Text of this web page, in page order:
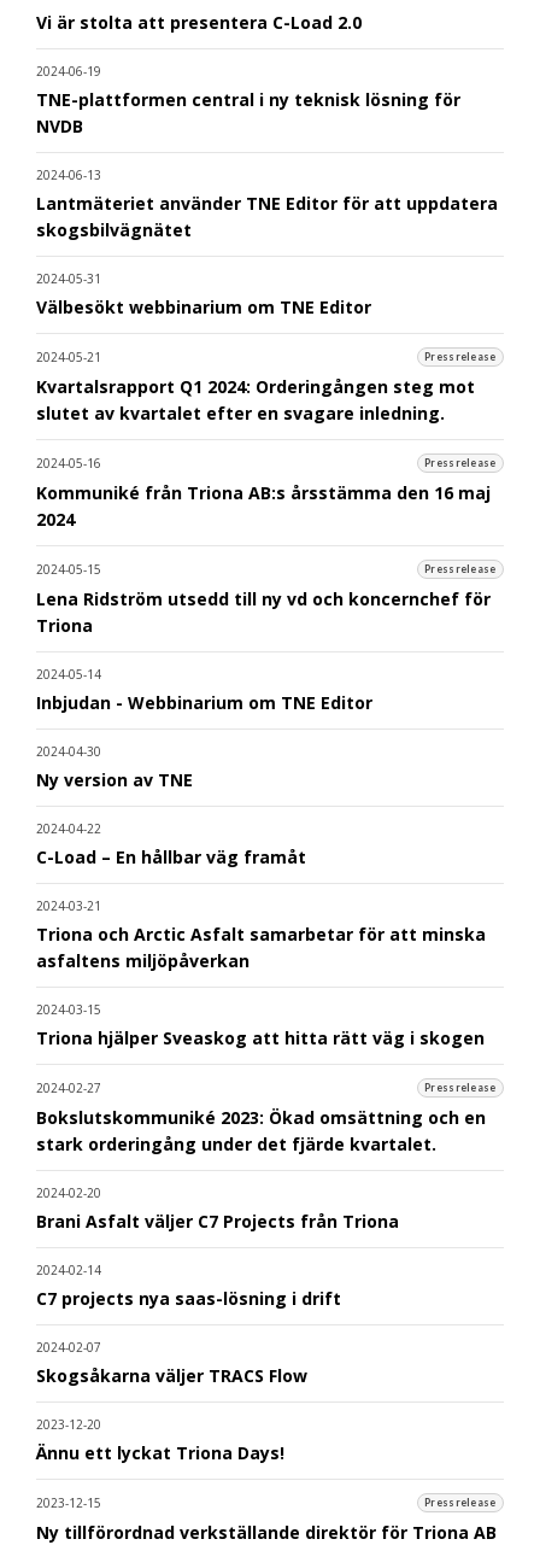
Vi är stolta att presentera C-Load 2.0
2024-06-19
TNE-plattformen central i ny teknisk lösning för
NVDB
2024-06-13
Lantmäteriet använder TNE Editor för att uppdatera
skogsbilvägnätet
2024-05-31
Välbesökt webbinarium om TNE Editor
2024-05-21 Pressrelease
Kvartalsrapport Q1 2024: Orderingången steg mot
slutet av kvartalet efter en svagare inledning.
2024-05-16 Pressrelease
Kommuniké från Triona AB:s årsstämma den 16 maj
2024
2024-05-15 Pressrelease
Lena Ridström utsedd till ny vd och koncernchef för
Triona
2024-05-14
Inbjudan - Webbinarium om TNE Editor
2024-04-30
Ny version av TNE
2024-04-22
C-Load – En hållbar väg framåt
2024-03-21
Triona och Arctic Asfalt samarbetar för att minska
asfaltens miljöpåverkan
2024-03-15
Triona hjälper Sveaskog att hitta rätt väg i skogen
2024-02-27 Pressrelease
Bokslutskommuniké 2023: Ökad omsättning och en
stark orderingång under det fjärde kvartalet.
2024-02-20
Brani Asfalt väljer C7 Projects från Triona
2024-02-14
C7 projects nya saas-lösning i drift
2024-02-07
Skogsåkarna väljer TRACS Flow
2023-12-20
Ännu ett lyckat Triona Days!
2023-12-15 Pressrelease
Ny tillförordnad verkställande direktör för Triona AB